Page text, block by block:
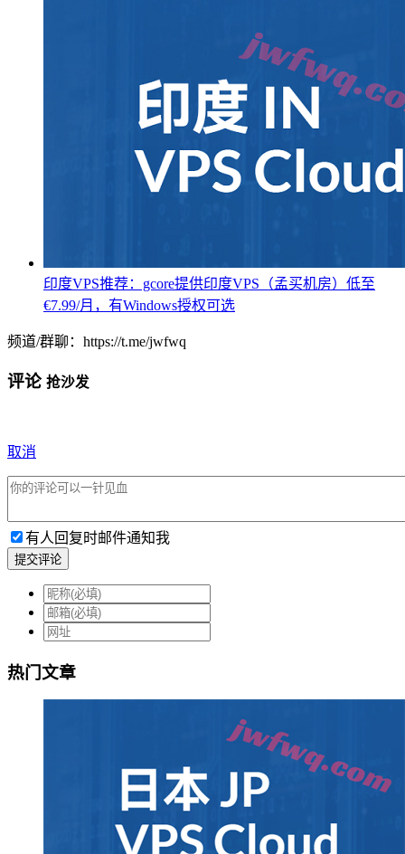
印度VPS推荐：gcore提供印度VPS（孟买机房）低至
€7.99/月，有Windows授权可选
频道/群聊：https://t.me/jwfwq
评论 抢沙发
取消
有人回复时邮件通知我
提交评论
热门文章